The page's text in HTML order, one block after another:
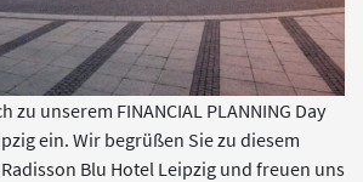
zu unserem FINANCIAL PLANNING Day
ein. Wir begrüßen Sie zu diesem
Blu Hotel Leipzig und freuen uns